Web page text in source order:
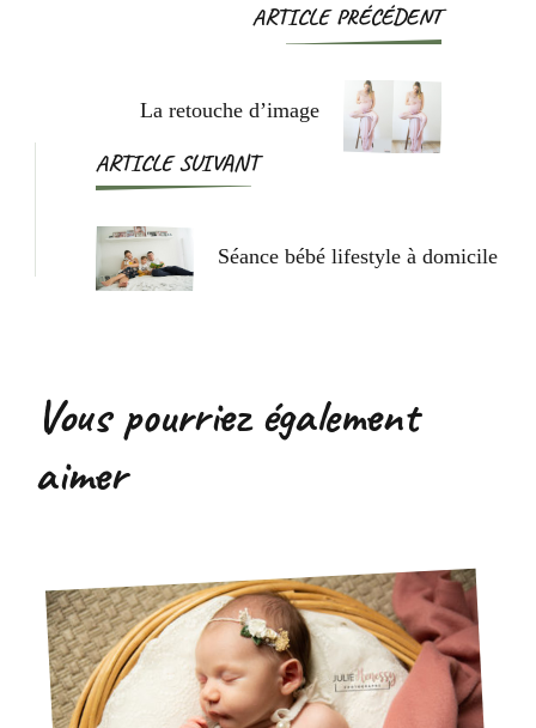
ARTICLE PRÉCÉDENT
La retouche d’image
ARTICLE SUIVANT
Séance bébé lifestyle à domicile
Vous pourriez également
aimer